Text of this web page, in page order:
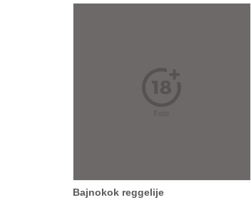
Bajnokok reggelije